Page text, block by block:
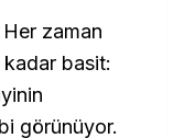
zaman
basit:
görünüyor.